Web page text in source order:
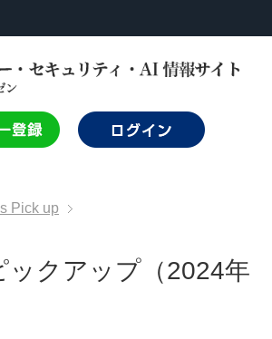
Pick up
ックアップ（2024年